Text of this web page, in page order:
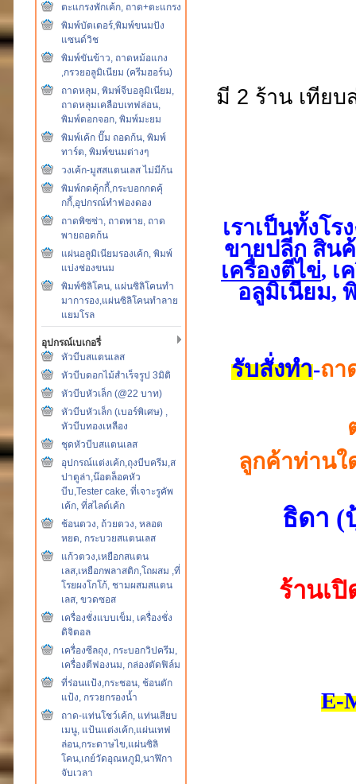
ตะแกรงพักเค้ก, ถาด+ตะแกรง
พิมพ์บัตเตอร์,พิมพ์ขนมปัง
แซนด์วิช
พิมพ์ขันข้าว, ถาดหม้อแกง
,กรวยอลูมิเนียม (ครีมฮอร์น)
ถาดหลุม, พิมพ์จีบอลูมิเนียม,
ถาดหลุมเคลือบเทฟล่อน,
พิมพ์ดอกจอก, พิมพ์มะยม
พิมพ์เค้ก ปั๊ม ถอดก้น, พิมพ์
ทาร์ต, พิมพ์ขนมต่างๆ
วงเค้ก-มูสสแตนเลส ไม่มีก้น
พิมพ์กดคุ้กกี้,กระบอกกดคุ้
กกี้,อุปกรณ์ทำฟองดอง
ถาดพิซซ่า, ถาดพาย, ถาด
พายถอดก้น
แผ่นอลูมิเนียมรองเค้ก, พิมพ์
แบ่งช่องขนม
พิมพ์ซิลิโคน, แผ่นซิลิโคนทำ
มาการอง,แผ่นซิลิโคนทำลาย
แยมโรล
อุปกรณ์เบเกอรี่
หัวบีบสแตนเลส
หัวบีบดอกไม้สำเร็จรูป 3มิติ
หัวบีบหัวเล็ก (@22 บาท)
หัวบีบหัวเล็ก (เบอร์พิเศษ) ,
หัวบีบทองเหลือง
ชุดหัวบีบสแตนเลส
อุปกรณ์แต่งเค้ก,ถุงบีบครีม,ส
ปาตูล่า,น๊อตล็อคหัว
บีบ,Tester cake, ที่เจาะรูคัพ
เค้ก, ที่สไลด์เค้ก
ช้อนตวง, ถ้วยตวง, หลอด
หยด, กระบวยสแตนเลส
แก้วตวง,เหยือกสแตน
เลส,เหยือกพลาสติก,โถผสม ,ที่
โรยผงโกโก้, ชามผสมสแตน
เลส, ขวดซอส
เครื่องชั่งแบบเข็ม, เครื่องชั่ง
ดิจิตอล
เครื่องซีลถุง, กระบอกวิปครีม,
เครื่องตีฟองนม, กล่องตัดฟิล์ม
ที่ร่อนแป้ง,กระชอน, ช้อนตัก
แป้ง, กรวยกรองน้ำ
ถาด-แท่นโชว์เค้ก, แท่นเสียบ
เมนู, แป้นแต่งเค้ก,แผ่นเทฟ
ล่อน,กระดาษไข,แผ่นซิลิ
โคน,เกย์วัดอุณหภูมิ,นาฬิกา
จับเวลา
มี 2 ร้าน เทียบ
เราเป็นทั้งโ
ขายปลีก สินค้
เครื่องตีไข่, เ
อลูมิเนียม,
รับสั่งทำ-ถา
ลูกค้าท่านใ
ธิดา (
ร้านเ
E-